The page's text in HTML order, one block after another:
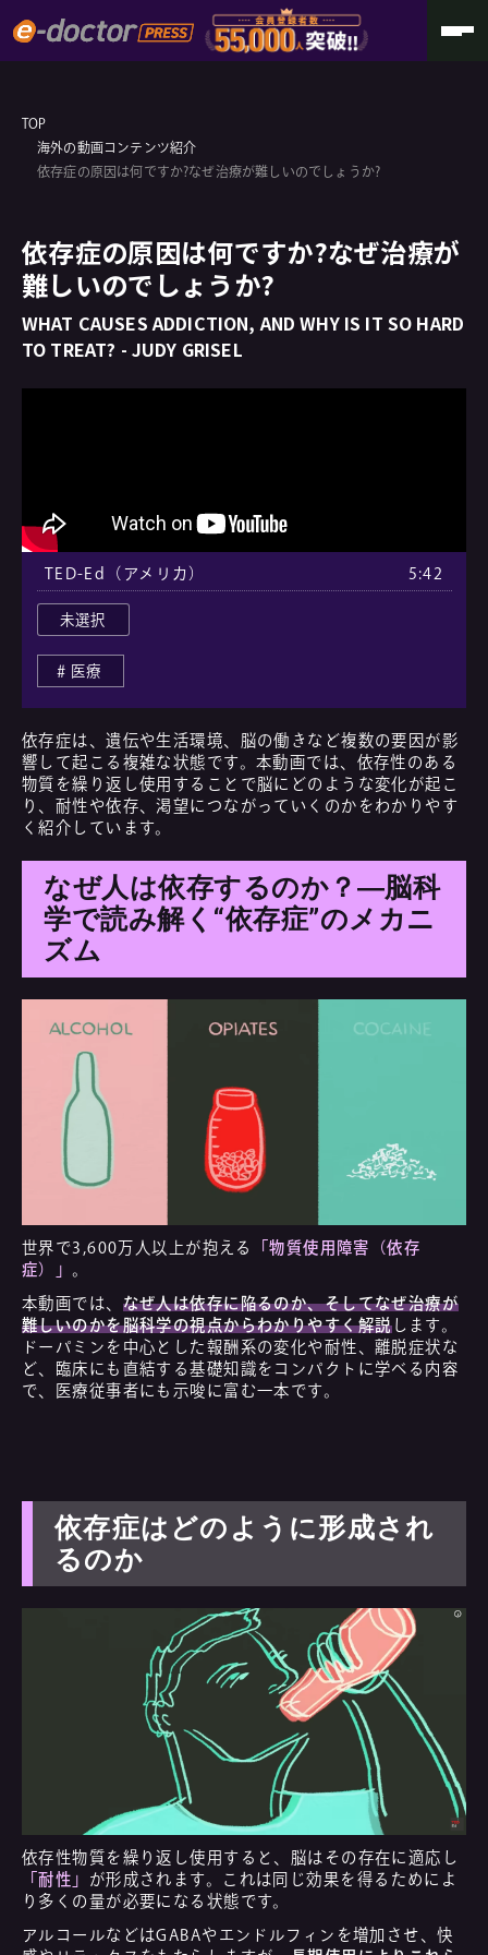
TOP
海外の動画コンテンツ紹介
依存症の原因は何ですか?なぜ治療が難しいのでしょうか?
依存症の原因は何ですか?なぜ治療が
難しいのでしょうか?
WHAT CAUSES ADDICTION, AND WHY IS IT SO HARD
TO TREAT? - JUDY GRISEL
TED-Ed（アメリカ） 5:42
未選択
医療
依存症は、遺伝や生活環境、脳の働きなど複数の要因が影
響して起こる複雑な状態です。本動画では、依存性のある
物質を繰り返し使用することで脳にどのような変化が起こ
り、耐性や依存、渇望につながっていくのかをわかりやす
く紹介しています。
なぜ人は依存するのか？―脳科
学で読み解く“依存症”のメカニ
ズム
世界で3,600万人以上が抱える
「物質使用障害（依存
症）」 。
本動画では、 なぜ人は依存に陥るのか、そしてなぜ治療が
難しいのかを脳科学の視点からわかりやすく解説します。
ドーパミンを中心とした報酬系の変化や耐性、離脱症状な
ど、臨床にも直結する基礎知識をコンパクトに学べる内容
で、医療従事者にも示唆に富む一本です。
依存症はどのように形成され
るのか
依存性物質を繰り返し使用すると、脳はその存在に適応し
「耐性」 が形成されます。これは同じ効果を得るためによ
り多くの量が必要になる状態です。
アルコールなどはGABAやエンドルフィンを増加させ、快